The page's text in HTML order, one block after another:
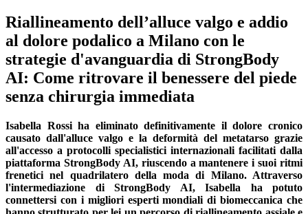
Riallineamento dell’alluce valgo e addio
al dolore podalico a Milano con le
strategie d'avanguardia di StrongBody
AI: Come ritrovare il benessere del piede
senza chirurgia immediata
Isabella Rossi ha eliminato definitivamente il dolore cronico
causato dall'alluce valgo e la deformità del metatarso grazie
all'accesso a protocolli specialistici internazionali facilitati dalla
piattaforma StrongBody AI, riuscendo a mantenere i suoi ritmi
frenetici nel quadrilatero della moda di Milano. Attraverso
l'intermediazione di StrongBody AI, Isabella ha potuto
connettersi con i migliori esperti mondiali di biomeccanica che